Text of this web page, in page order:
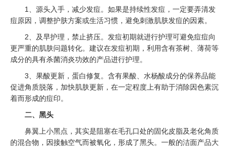
1、源头入手，减少发痘。如果是持续性发痘，一定要弄清发
痘原因，调整护肤方案或生活习惯，避免刺激肌肤发痘的因素。
2、及早护理，禁止挤压。发痘初期就进行护理可避免痘痘向
更严重的肌肤问题转化。建议在发痘初期，利用含有茶树、薄荷等
成分的具有杀菌消炎功效的产品进行护理。
3、果酸更新，蛋白修复。含有果酸、水杨酸成分的保养品能
促进角质脱落，加快肌肤更新，在一定程度上有助于消除因色素沉
着而形成的痘印。
二、黑头
鼻翼上小黑点，其实是阻塞在毛孔口处的固化皮脂及老化角质
的混合物，因接触空气而被氧化，形成了黑头。一般的洁面产品大